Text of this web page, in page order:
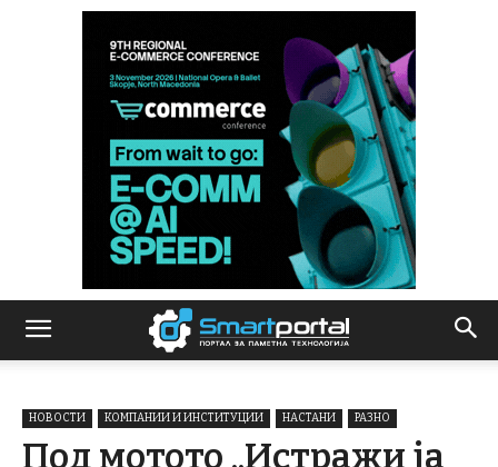
НОВОСТИ КОМПАНИИ И ИНСТИТУЦИИ НАСТАНИ РАЗНО
Под мотото „Истражи ја